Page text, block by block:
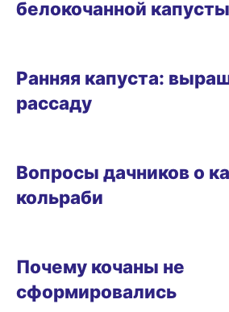
белокочанной капусты
Ранняя капуста:
рассаду
Вопросы дачников о
кольраби
Почему кочаны не
сформировались